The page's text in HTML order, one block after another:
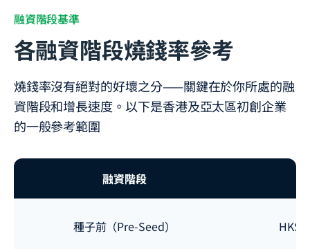
融資階段基準
各融資階段燒錢率參考
燒錢率沒有絕對的好壞之分——關鍵在於你所處的融
資階段和增長速度。以下是香港及亞太區初創企業
的一般參考範圍
融資階段
種子前（Pre-Seed）